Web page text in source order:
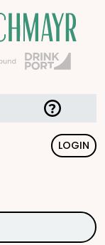
LOGIN